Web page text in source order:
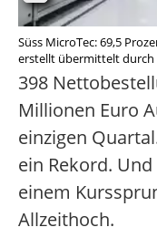
Süss MicroTec: 69,5
erstellt übermittelt durch
398
Millionen Euro
einzigen
ein Rekord.
einem
Allzeithoch.